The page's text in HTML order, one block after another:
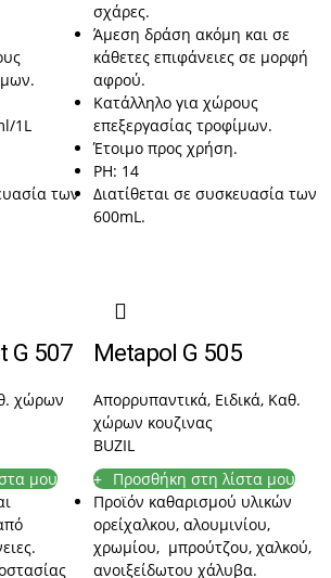
1L
των
σχάρες.
Άμεση δράση ακόμη και σε
κάθετες επιφάνειες σε μορφή
αφρού.
Κατάλληλο για χώρους
επεξεργασίας τροφίμων.
Έτοιμο προς χρήση.
PH: 14
Διατίθεται σε συσκευασία των
600mL.
G 507
χώρων
μου
Metapol G 505
Απορρυπαντικά, Ειδικά, Καθ.
χώρων κουζινας
BUZIL
Προσθήκη στη λίστα μου
Προϊόν καθαρισμού υλικών
ορείχαλκου, αλουμινίου,
χρωμίου, μπρούτζου, χαλκού,
ανοιξείδωτου χάλυβα.